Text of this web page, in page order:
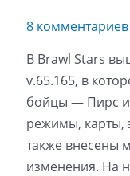
8 комментариев
В Brawl Stars
v.65.165, в
бойцы — Пирс и
режимы, карты,
также внесены
изменения. На